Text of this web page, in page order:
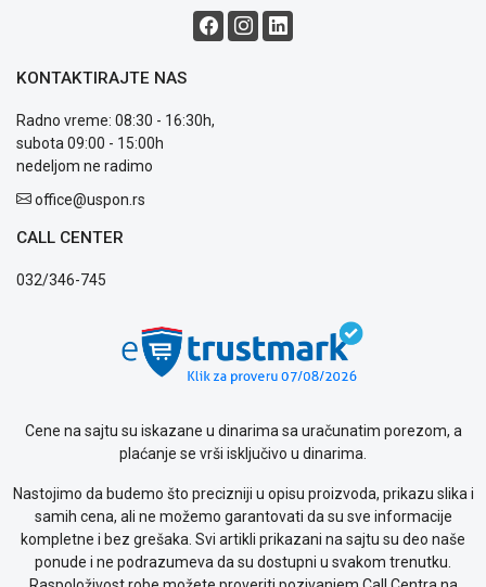
KONTAKTIRAJTE NAS
Radno vreme: 08:30 - 16:30h,
subota 09:00 - 15:00h
nedeljom ne radimo
office@uspon.rs
CALL CENTER
032/346-745
Cene na sajtu su iskazane u dinarima sa uračunatim porezom, a
plaćanje se vrši isključivo u dinarima.
Nastojimo da budemo što precizniji u opisu proizvoda, prikazu slika i
samih cena, ali ne možemo garantovati da su sve informacije
kompletne i bez grešaka. Svi artikli prikazani na sajtu su deo naše
ponude i ne podrazumeva da su dostupni u svakom trenutku.